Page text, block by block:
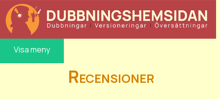
Visa meny
Recensioner